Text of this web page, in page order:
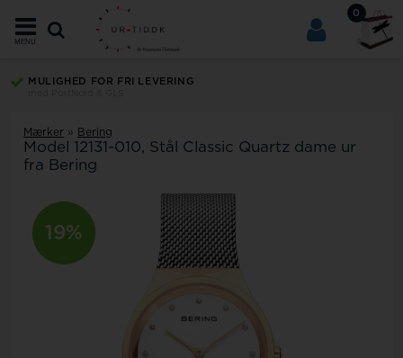
0
MENU
MULIGHED FOR FRI LEVERING
Mærker » Bering
Model 12131-010
Stål Classic Quartz dame ur
fra Bering
10%
19%